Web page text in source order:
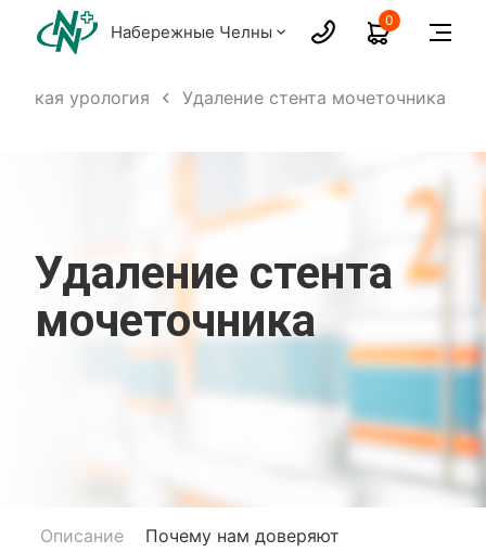
Набережные Челны
0
урология Удаление стента мочеточника
Удаление стента
мочеточника
Описание Почему нам доверяют